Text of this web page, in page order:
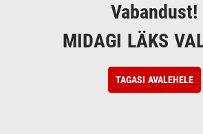
Vabandust!
MIDAGI LÄKS
TAGASI AVALEHELE